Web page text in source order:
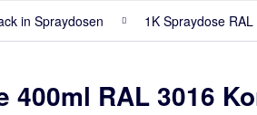
in Spraydosen 1K Spraydose
400ml RAL 3016